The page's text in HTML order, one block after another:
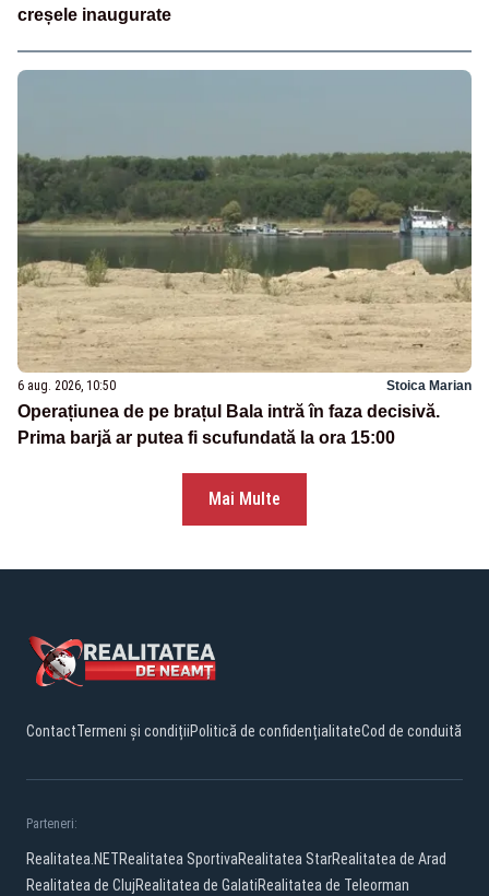
creșele inaugurate
6 aug. 2026, 10:50 Stoica Marian
Operațiunea de pe brațul Bala intră în faza decisivă.
Prima barjă ar putea fi scufundată la ora 15:00
Mai Multe
ContactTermeni și condițiiPolitică de confidențialitateCod de conduită
Parteneri:
Realitatea.NETRealitatea SportivaRealitatea StarRealitatea de Arad
Realitatea de ClujRealitatea de GalatiRealitatea de Teleorman